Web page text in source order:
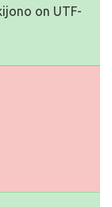
on UTF-